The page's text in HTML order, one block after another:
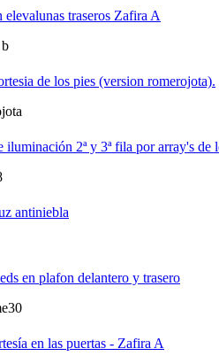
traseros Zafira A
de los pies (version romerojota).
2ª y 3ª fila por array's de
antiniebla
en plafon delantero y trasero
en las puertas - Zafira A